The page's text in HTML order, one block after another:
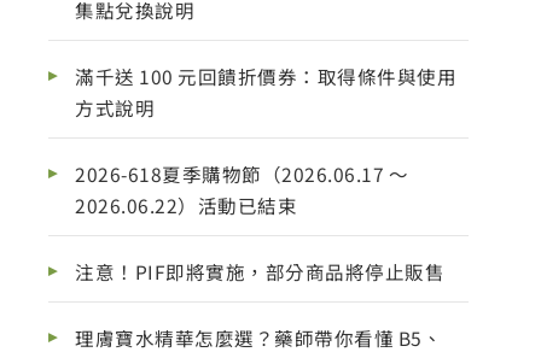
集點兌換說明
滿千送 100 元回饋折價券：取得條件與使用
方式說明
2026-618夏季購物節（2026.06.17 ～
2026.06.22）活動已結束
注意！PIF即將實施，部分商品將停止販售
理膚寶水精華怎麼選？藥師帶你看懂 B5、